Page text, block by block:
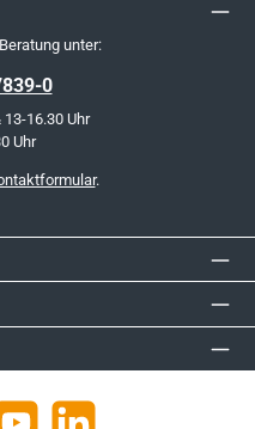
unter:
0
13-16.30 Uhr
Uhr
.